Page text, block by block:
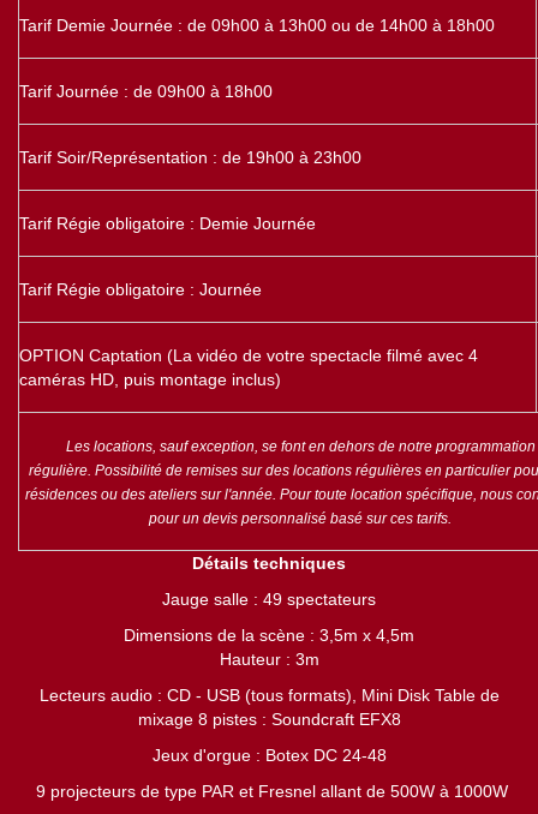
Tarif Demie Journée : de 09h00 à 13h00 ou de 14h00 à 18h00
Tarif Journée : de 09h00 à 18h00
Tarif Soir/Représentation : de 19h00 à 23h00
Tarif Régie obligatoire : Demie Journée
Tarif Régie obligatoire : Journée
OPTION Captation (La vidéo de votre spectacle filmé avec 4
caméras HD, puis montage inclus)
Les locations, sauf exception, se font en dehors de notre programmation
régulière. Possibilité de remises sur des locations régulières en particulier
résidences ou des ateliers sur l'année. Pour toute location spécifique, nous
pour un devis personnalisé basé sur ces tarifs.
Détails techniques
Jauge salle : 49 spectateurs
Dimensions de la scène : 3,5m x 4,5m
Hauteur : 3m
Lecteurs audio : CD - USB (tous formats), Mini Disk Table de
mixage 8 pistes : Soundcraft EFX8
Jeux d'orgue : Botex DC 24-48
9 projecteurs de type PAR et Fresnel allant de 500W à 1000W